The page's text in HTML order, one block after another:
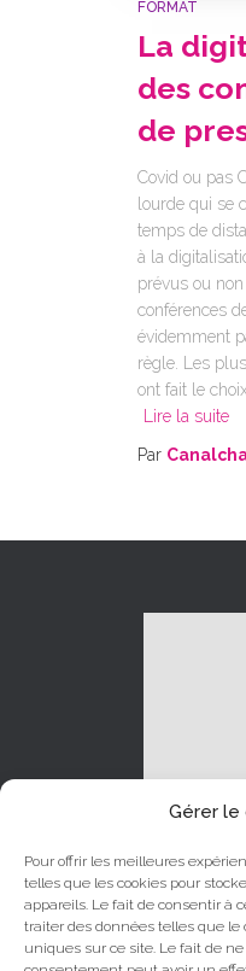
Gérer le
Pour offrir les meilleures
telles que les cookies pour
appareils. Le fait de consentir à
traiter des données telles que le
uniques sur ce site. Le fait de
FORMAT
La
des
de
Covid ou pas
lourde qui se
temps de
à la
prévus ou
conférences
évidemment
règle. Les
ont fait le
Lire la suite
Par